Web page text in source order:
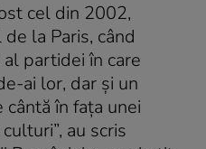
cel din 2002,
la Paris, când
partidei în care
ai lor, dar şi un
în faţa unei
au scris